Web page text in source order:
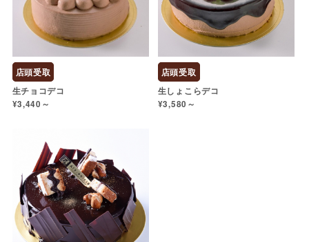
店頭受取
生チョコデコ
¥3,440～
店頭受取
生しょこらデコ
¥3,580～